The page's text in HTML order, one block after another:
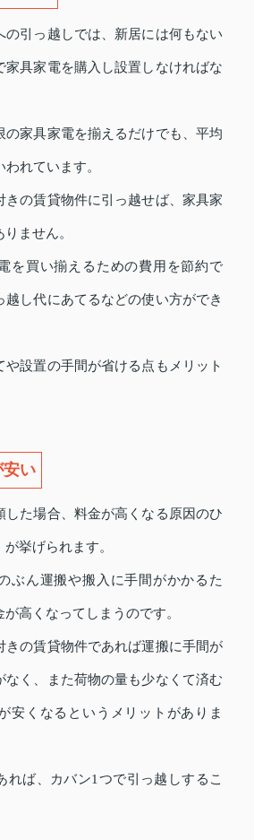
の引っ越しでは、新居には何もない
家具家電を購入し設置しなければな
の家具家電を揃えるだけでも、平均
れています。
きの賃貸物件に引っ越せば、家具家
ません。
を買い揃えるための費用を節約で
越し代にあてるなどの使い方ができ
や設置の手間が省ける点もメリット
安い
した場合、料金が高くなる原因のひ
挙げられます。
ぶん運搬や搬入に手間がかかるた
高くなってしまうのです。
きの賃貸物件であれば運搬に手間が
なく、また荷物の量も少なくて済む
安くなるというメリットがありま
れば、カバン1つで引っ越しするこ